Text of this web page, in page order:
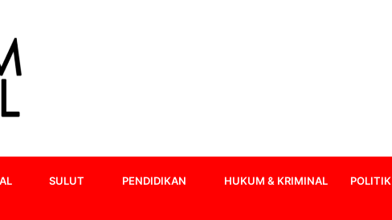
SULUT PENDIDIKAN HUKUM & KRIMINAL POLITIK